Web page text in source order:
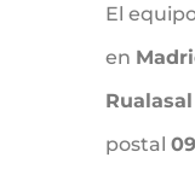
El
en
postal